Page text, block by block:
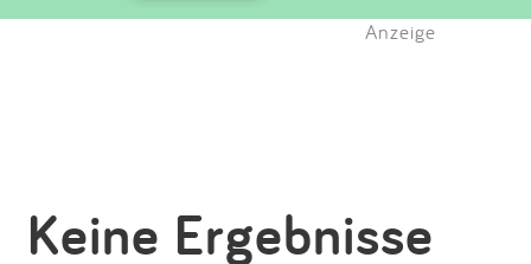
Anzeige
Keine Ergebnisse